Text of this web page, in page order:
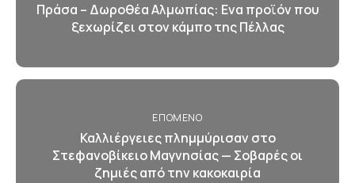
Πράσα – Δωροθέα Αλμωπίας: Ενα προϊόν που
ξεχωρίζει στον κάμπο της Πέλλας
ΕΠΌΜΕΝΟ
Καλλιέργειες πλημμύρισαν στο
Στεφανοβίκειο Μαγνησίας — Σοβαρές οι
ζημιές από την κακοκαιρία